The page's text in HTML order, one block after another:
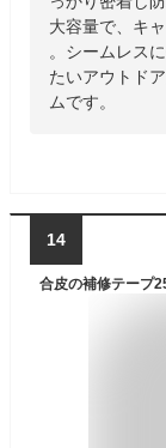
大容量で、キ
。シームレス
たいアウトド
ムです。
14